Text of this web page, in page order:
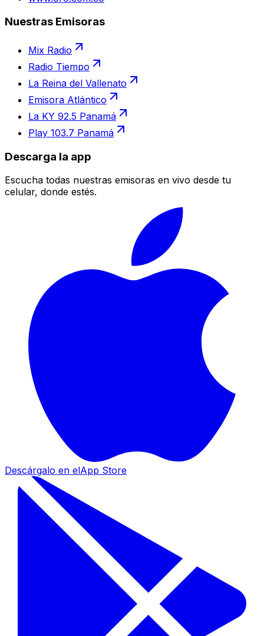
Nuestras Emisoras
Mix Radio
Radio Tiempo
La Reina del Vallenato
Emisora Atlántico
La KY 92.5 Panamá
Play 103.7 Panamá
Descarga la app
Escucha todas nuestras emisoras en vivo desde tu
celular, donde estés.
Descárgalo en elApp Store